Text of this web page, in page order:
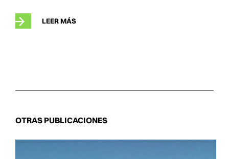
LEER MÁS
OTRAS PUBLICACIONES